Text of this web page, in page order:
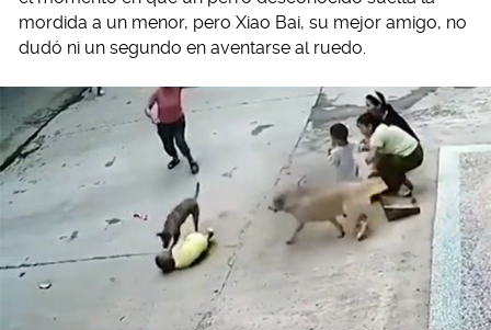
mordida a un menor, pero Xiao Bai, su mejor amigo, no
dudó ni un segundo en aventarse al ruedo.